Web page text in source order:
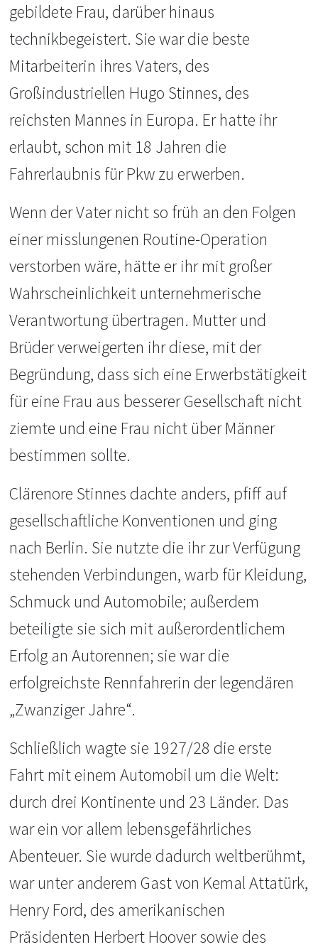
gebildete Frau, darüber hinaus
technikbegeistert. Sie war die beste
Mitarbeiterin ihres Vaters, des
Großindustriellen Hugo Stinnes, des
reichsten Mannes in Europa. Er hatte ihr
erlaubt, schon mit 18 Jahren die
Fahrerlaubnis für Pkw zu erwerben.
Wenn der Vater nicht so früh an den Folgen
einer misslungenen Routine-Operation
verstorben wäre, hätte er ihr mit großer
Wahrscheinlichkeit unternehmerische
Verantwortung übertragen. Mutter und
Brüder verweigerten ihr diese, mit der
Begründung, dass sich eine Erwerbstätigkeit
für eine Frau aus besserer Gesellschaft nicht
ziemte und eine Frau nicht über Männer
bestimmen sollte.
Clärenore Stinnes dachte anders, pfiff auf
gesellschaftliche Konventionen und ging
nach Berlin. Sie nutzte die ihr zur Verfügung
stehenden Verbindungen, warb für Kleidung,
Schmuck und Automobile; außerdem
beteiligte sie sich mit außerordentlichem
Erfolg an Autorennen; sie war die
erfolgreichste Rennfahrerin der legendären
„Zwanziger Jahre“.
Schließlich wagte sie 1927/28 die erste
Fahrt mit einem Automobil um die Welt:
durch drei Kontinente und 23 Länder. Das
war ein vor allem lebensgefährliches
Abenteuer. Sie wurde dadurch weltberühmt,
war unter anderem Gast von Kemal Attatürk,
Henry Ford, des amerikanischen
Präsidenten Herbert Hoover sowie des